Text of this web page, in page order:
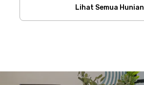
Lihat Semua Hunian